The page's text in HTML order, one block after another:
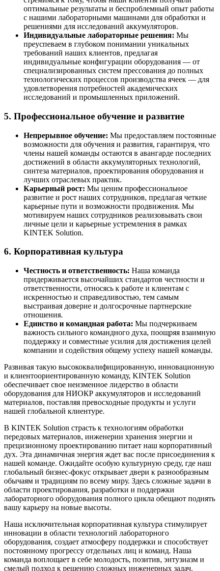
оптимальные результаты и беспроблемный опыт работы
с нашими лабораторными машинами для обработки и
решениями для исследований аккумуляторов.
Индивидуальные лабораторные решения: Мы
преуспеваем в глубоком понимании уникальных
требований наших клиентов, предлагая
индивидуальные конфигурации оборудования — от
специализированных систем прессования до полных
технологических процессов производства ячеек — для
удовлетворения потребностей академических
исследований и промышленных приложений.
5. Профессиональное обучение и развитие
Непрерывное обучение: Мы предоставляем постоянные
возможности для обучения и развития, гарантируя, что
члены нашей команды остаются в авангарде последних
достижений в области аккумуляторных технологий,
синтеза материалов, проектирования оборудования и
лучших отраслевых практик.
Карьерный рост: Мы ценим профессиональное
развитие и рост наших сотрудников, предлагая четкие
карьерные пути и возможности продвижения. Мы
мотивируем наших сотрудников реализовывать свои
личные цели и карьерные устремления в рамках
KINTEK Solution.
6. Корпоративная культура
Честность и ответственность: Наша команда
придерживается высочайших стандартов честности и
ответственности, относясь к работе и клиентам с
искренностью и справедливостью, тем самым
выстраивая доверие и долгосрочные партнерские
отношения.
Единство и командная работа: Мы подчеркиваем
важность сильного командного духа, поощряя взаимную
поддержку и совместные усилия для достижения целей
компании и содействия общему успеху нашей команды.
Развивая такую высококвалифицированную, инновационную
и клиентоориентированную команду, KINTEK Solution
обеспечивает свое неизменное лидерство в области
оборудования для НИОКР аккумуляторов и исследований
материалов, поставляя превосходные продукты и услуги
нашей глобальной клиентуре.
В KINTEK Solution страсть к технологиям обработки
передовых материалов, инженерии хранения энергии и
прецизионному проектированию питает наш корпоративный
дух. Эта динамичная энергия ждет вас после присоединения к
нашей команде. Ожидайте особую культурную среду, где наш
глобальный бизнес-фокус открывает двери к разнообразным
обычаям и традициям по всему миру. Здесь сложные задачи в
области проектирования, разработки и поддержки
лабораторного оборудования полного цикла обещают поднять
вашу карьеру на новые высоты.
Наша исключительная корпоративная культура стимулирует
инновации в области технологий лабораторного
оборудования, создает атмосферу поддержки и способствует
постоянному прогрессу отдельных лиц и команд. Наша
команда воплощает в себе молодость, позитив, энтузиазм и
смелый подход к решению сложных инженерных задач.